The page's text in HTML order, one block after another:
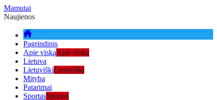
Skip
to
content
Mamutai
Naujienos
Pagrindinis
Apie viskąApie viską
Lietuva
LietuviškiLietuviški
Mityba
Patarimai
SportasSportas